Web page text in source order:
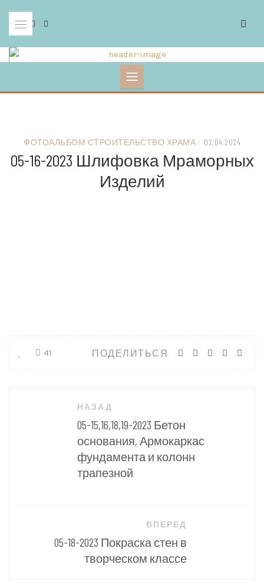
content
ФОТОАЛЬБОМ СТРОИТЕЛЬСТВО ХРАМА / 02.04.2024
05-16-2023 Шлифовка Мраморных
Изделий
ПОДЕЛИТЬСЯ
41
НАЗАД
05-15,16,18,19-2023 Бетон
основания, Армокаркас
фундамента и колонн
трапезной
ВПЕРЕД
05-18-2023 Покраска стен в
творческом классе